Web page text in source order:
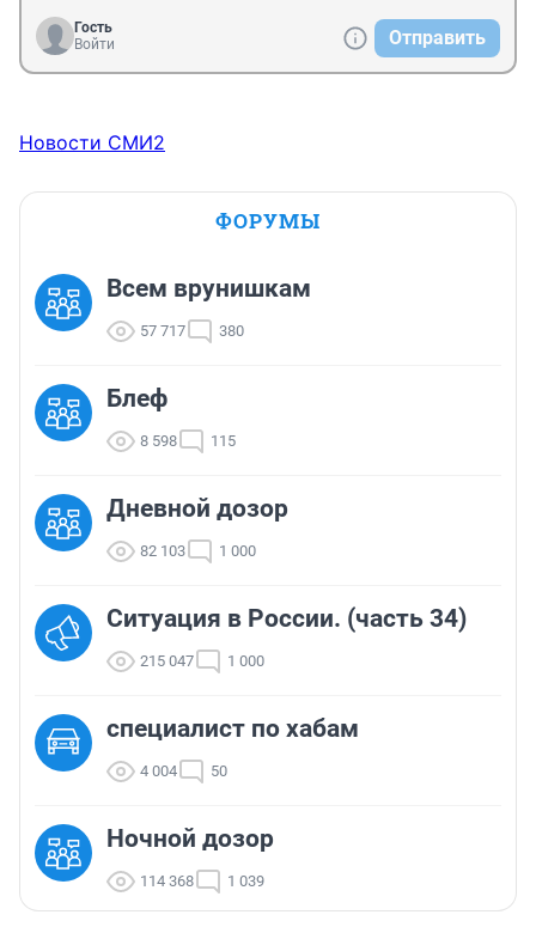
Гость
Войти
Отправить
Новости СМИ2
ФОРУМЫ
Всем врунишкам
57 717 380
Блеф
8 598 115
Дневной дозор
82 103 1 000
Ситуация в России. (часть 34)
215 047 1 000
cпециалист по хабам
4 004 50
Ночной дозор
114 368 1 039